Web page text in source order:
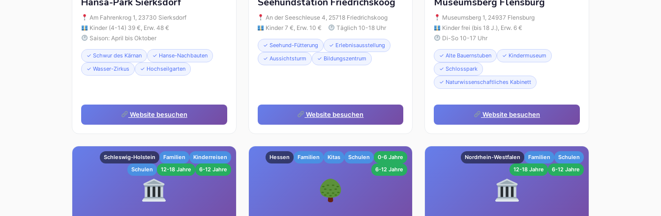
Am Fahrenkrog 1, 23730 Sierksdorf
Kinder (4-14) 39 €, Erw. 48 €
Saison: April bis Oktober
✓ Schwur des Kärnan
✓ Hanse-Nachbauten
✓ Wasser-Zirkus
✓ Hochseilgarten
Website besuchen
An der Seeschleuse 4, 25718 Friedrichskoog
Kinder 7 €, Erw. 10 €
Täglich 10-18 Uhr
✓ Seehund-Fütterung
✓ Erlebnisausstellung
✓ Aussichtsturm
✓ Bildungszentrum
Website besuchen
Museumsberg 1, 24937 Flensburg
Kinder frei (bis 18 J.), Erw. 6 €
Di-So 10-17 Uhr
✓ Alte Bauernstuben
✓ Kindermuseum
✓ Schlosspark
✓ Naturwissenschaftliches Kabinett
Website besuchen
Schleswig-Holstein Familien
Kinderreisen
Schulen
12-18 Jahre 6-12 Jahre
Hessen Familien Kitas Schulen
0-6 Jahre
6-12 Jahre
Nordrhein-Westfalen Familien
Schulen
12-18 Jahre
6-12 Jahre